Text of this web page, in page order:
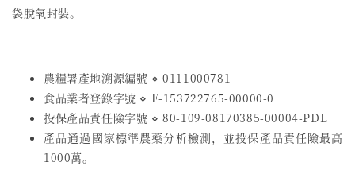
袋脫氧封裝。
農糧署產地溯源編號 ⋄ 0111000781
食品業者登錄字號 ⋄ F-153722765-00000-0
投保產品責任險字號 ⋄80-109-08170385-00004-PDL
產品通過國家標準農藥分析檢測，並投保產品責任險最高
1000萬。